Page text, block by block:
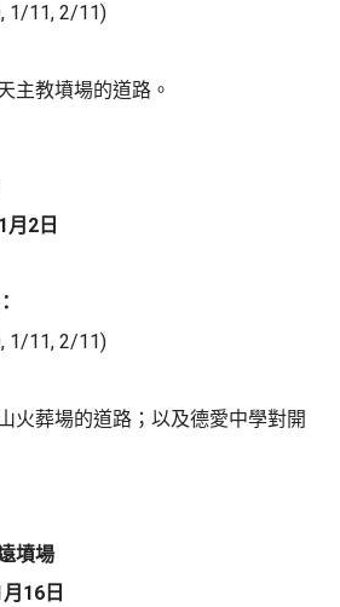
1/11, 2/11)
主教墳場的道路。
月2日
1/11, 2/11)
火葬場的道路；以及德愛中學對開
墳場
16日